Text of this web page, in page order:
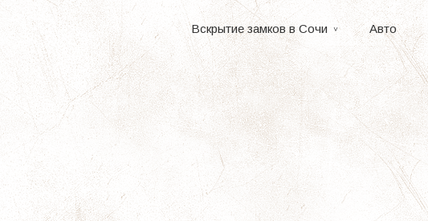
Вскрытие замков в Сочи Авто